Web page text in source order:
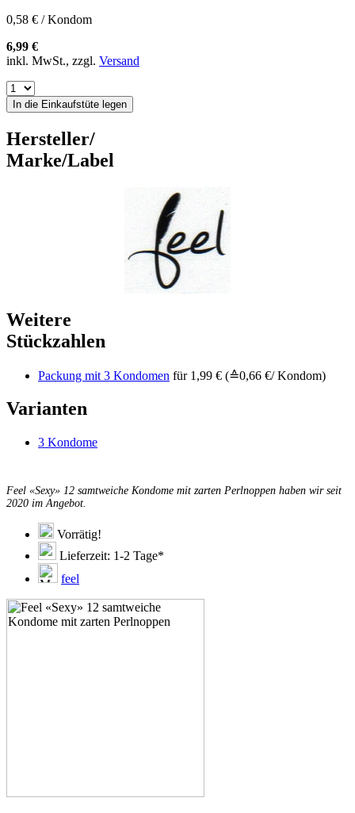
0,58 € / Kondom
6,99 €
inkl. MwSt., zzgl. Versand
In die Einkaufstüte legen
Hersteller/
Marke/Label
Weitere
Stückzahlen
Packung mit 3 Kondomen für 1,99 € (≙0,66 €/ Kondom)
Varianten
3 Kondome
Feel «Sexy» 12 samtweiche Kondome mit zarten Perlnoppen haben wir seit
2020 im Angebot.
Vorrätig!
Lieferzeit: 1-2 Tage*
feel